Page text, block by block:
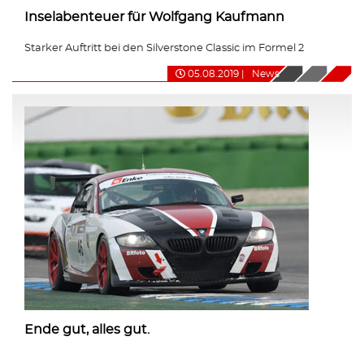
Inselabenteuer für Wolfgang Kaufmann
Starker Auftritt bei den Silverstone Classic im Formel 2
05.08.2019 News
Ende gut, alles gut.